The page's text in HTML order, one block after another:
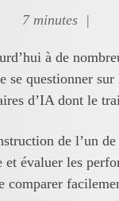
7 minutes |
à de
questionner
d’IA dont le
de l’un
et évaluer les
comparer